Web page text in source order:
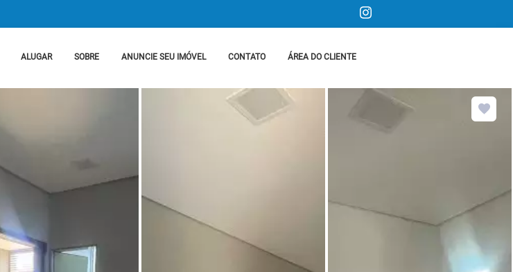
ALUGAR SOBRE ANUNCIE SEU IMÓVEL CONTATO ÁREA DO CLIENTE